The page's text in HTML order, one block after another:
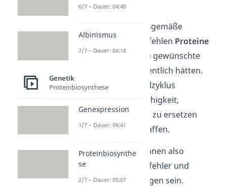
Zellzyklus.
Ohne eine ordnungsgemäße
Proteinbiosynthese fehlen Proteine
oder haben nicht die gewünschte
Funktion, die sie eigentlich hätten.
Und ein defekter Zellzyklus
beeinträchtigt die Fähigkeit,
abgestorbene Zellen zu ersetzen
oder Organe zu schaffen.
Mögliche Folgen können also
körperliche Geburtsfehler und
geistige Behinderungen sein.
6/7 – Dauer: 04:40
Albinismus
7/7 – Dauer: 04:18
Genetik
Proteinbiosynthese
Genexpression
1/7 – Dauer: 04:41
Proteinbiosynthe
se
2/7 – Dauer: 05:07